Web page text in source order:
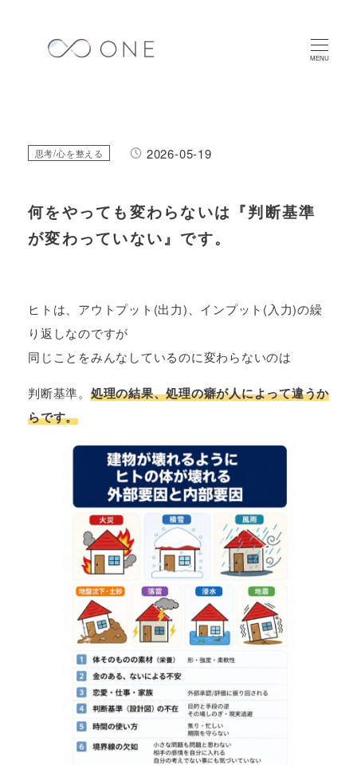
MENU
何をやっても変わらないは『判断基準
が変わっていない』です。
投稿日2026-05-19
カテゴリー
思考/心を整える
ヒトは、アウトプット(出力)、インプット(入力)の繰
り返しなのですが
同じことをみんなしているのに変わらないのは
判断基準。 処理の結果、処理の癖が人によって違うか
らです。